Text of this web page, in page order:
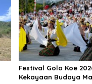
Festival Golo Koe
Kekayaan Budaya